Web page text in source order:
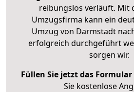
reibungslos verläuft. Mit
Umzugsfirma kann ein
Umzug von Darmstadt
erfolgreich durchgeführt
sorgen wir.
Füllen Sie jetzt das Formular
Sie kostenlose